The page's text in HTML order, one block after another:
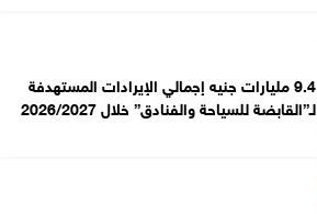
9.4 مليارات جنيه إجمالي الإيرادات المستهدفة
لـ”القابضة للسياحة والفنادق” خلال 2026/2027